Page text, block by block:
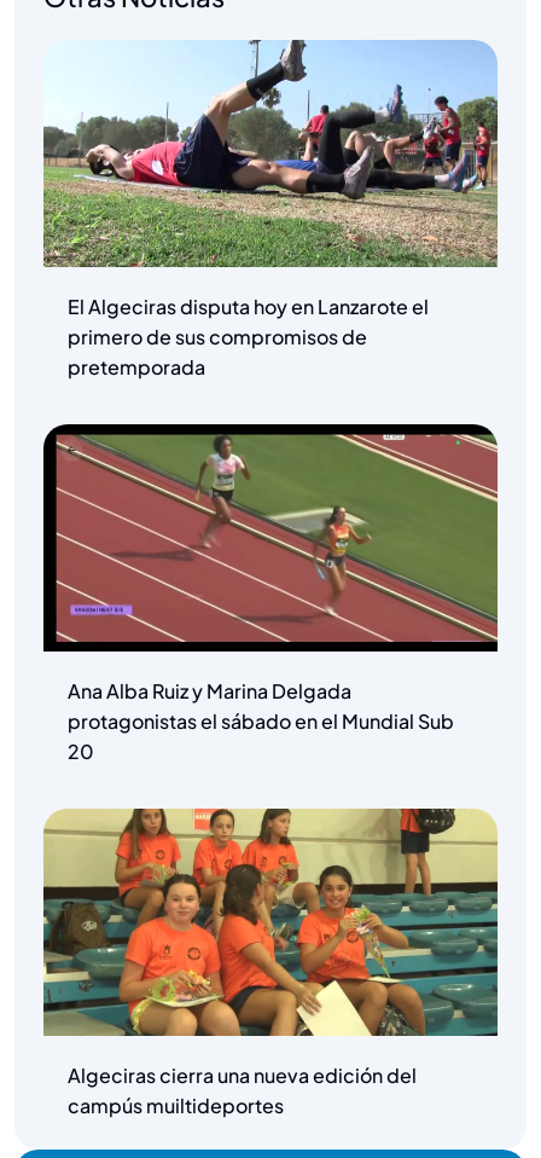
El Algeciras disputa hoy en Lanzarote el
primero de sus compromisos de
pretemporada
Ana Alba Ruiz y Marina Delgada
protagonistas el sábado en el Mundial Sub
20
Algeciras cierra una nueva edición del
campús muiltideportes